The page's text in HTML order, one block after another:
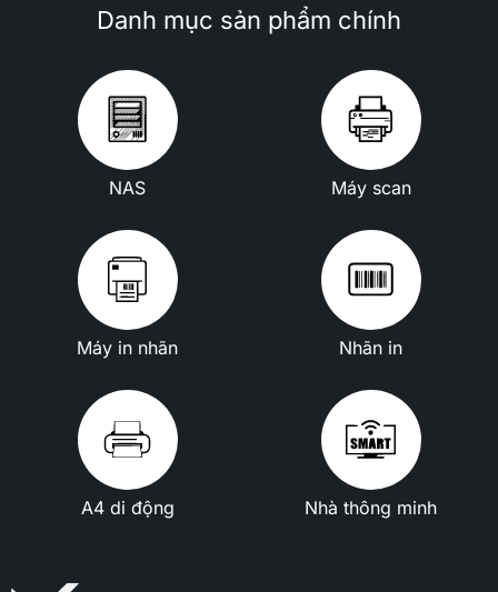
Danh mục sản phẩm chính
NAS Máy scan
Máy in nhãn Nhãn in
A4 di động Nhà thông minh